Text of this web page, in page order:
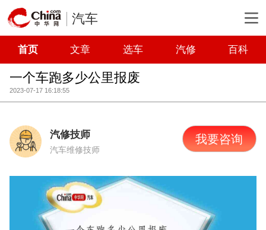
汽车
首页 文章 选车 汽修 百科
一个车跑多少公里报废
2023-07-17 16:18:55
汽修技师
汽车维修技师
我要咨询